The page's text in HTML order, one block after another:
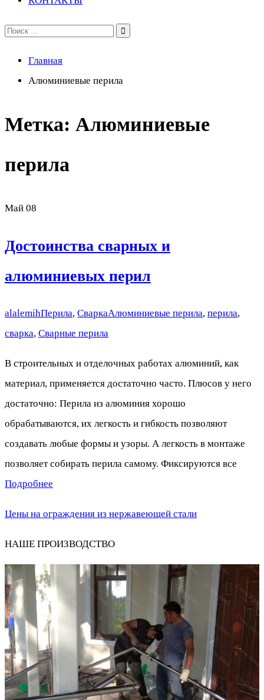
Поиск
Главная
Алюминиевые перила
Метка: Алюминиевые
перила
Май 08
Достоинства сварных и
алюминиевых перил
alalemihПерила, СваркаАлюминиевые перила, перила,
сварка, Сварные перила
В строительных и отделочных работах алюминий, как
материал, применяется достаточно часто. Плюсов у него
достаточно: Перила из алюминия хорошо
обрабатываются, их легкость и гибкость позволяют
создавать любые формы и узоры. А легкость в монтаже
позволяет собирать перила самому. Фиксируются все
Подробнее
Цены на ограждения из нержавеющей стали
НАШЕ ПРОИЗВОДСТВО